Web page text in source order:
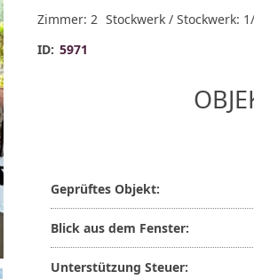
Zimmer: 2 Stockwerk / Stockwerk:
ID: 5971
Geprüftes Objekt:
Blick aus dem Fenster:
Unterstützung Steuer: